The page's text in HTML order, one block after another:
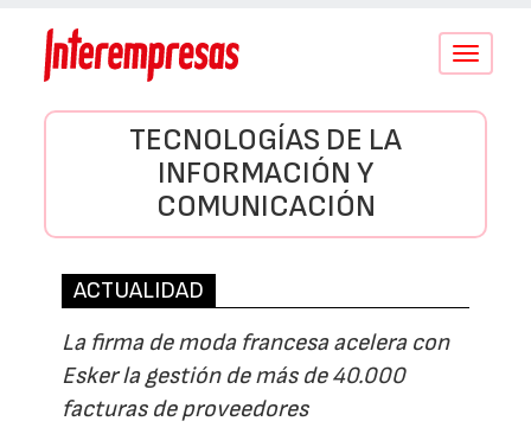
Conmutar
TECNOLOGÍAS DE LA
INFORMACIÓN Y
COMUNICACIÓN
ACTUALIDAD
La firma de moda francesa acelera con
Esker la gestión de más de 40.000
facturas de proveedores